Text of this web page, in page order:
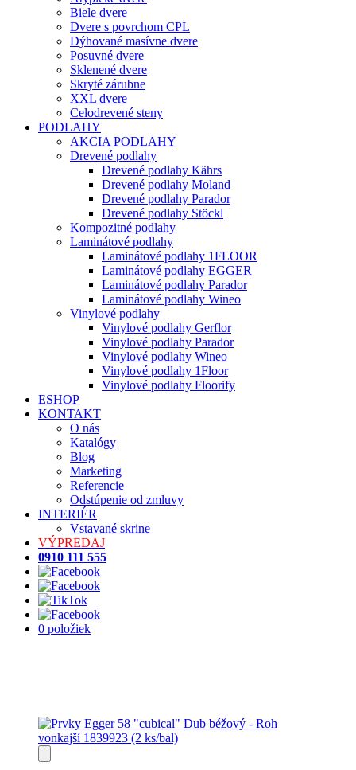
Biele dvere
Dvere s povrchom CPL
Dýhované masívne dvere
Posuvné dvere
Sklenené dvere
Skryté zárubne
XXL dvere
Celodrevené steny
PODLAHY
AKCIA PODLAHY
Drevené podlahy
Drevené podlahy Kährs
Drevené podlahy Moland
Drevené podlahy Parador
Drevené podlahy Stöckl
Kompozitné podlahy
Laminátové podlahy
Laminátové podlahy 1FLOOR
Laminátové podlahy EGGER
Laminátové podlahy Parador
Laminátové podlahy Wineo
Vinylové podlahy
Vinylové podlahy Gerflor
Vinylové podlahy Parador
Vinylové podlahy Wineo
Vinylové podlahy 1Floor
Vinylové podlahy Floorify
ESHOP
KONTAKT
O nás
Katalógy
Blog
Marketing
Referencie
Odstúpenie od zmluvy
INTERIÉR
Vstavané skrine
VÝPREDAJ
0910 111 555
0 položiek